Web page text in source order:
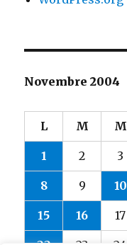
Novembre 2004
L M M
1 2 3
8 9 10
15 16 17